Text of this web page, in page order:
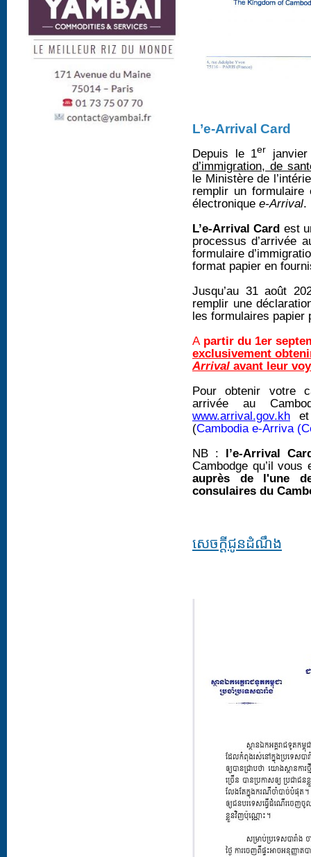
L’e-Arrival Card
Depuis le 1er
d’immigration, de
le Ministère de
remplir un formulaire
électronique e-Arrival.
L’e-Arrival Card est
processus d’arrivée
formulaire
format papier en
Jusqu’au 31 août
remplir une
les formulaires papier
Apartir du 1er
exclusivement
Arrival avant leur
Pour obtenir votre
arrivée au
www.arrival.gov.kh
(Cambodia e-Arriva
NB : l’e-Arrival
Cambodge qu’il vous
auprès de l'une
consulaires du
សេចក្តីជូនដំណឹង